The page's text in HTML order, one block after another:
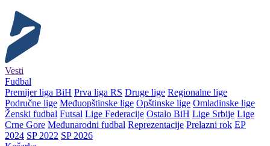
Vesti
Fudbal
Premijer liga BiH Prva liga RS Druge lige Regionalne lige
Područne lige Međuopštinske lige Opštinske lige Omladinske lige
Ženski fudbal Futsal Lige Federacije Ostalo BiH Lige Srbije Lige
Crne Gore Međunarodni fudbal Reprezentacije Prelazni rok EP
2024 SP 2022 SP 2026